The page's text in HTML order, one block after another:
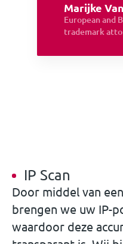
Marijke
European and
trademark
IP Scan
Door middel van
brengen we uw IP-
waardoor deze